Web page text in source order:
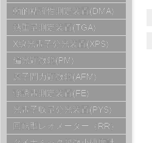
動的粘弾性測定装置(DMA)
熱重量測定装置(TGA)
X線光電子分光装置(XPS)
偏光顕微鏡(PM)
原子間力顕微鏡(AFM)
強誘電測定装置(FE)
光電子収量分光装置(PYS)
回転型レオメーター（RR）